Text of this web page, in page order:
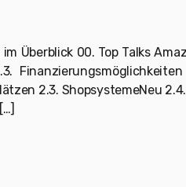
Überblick 00. Top Talks
2.3. ShopsystemeNeu